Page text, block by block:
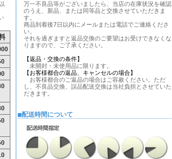
万一不良品等がございましたら、当店の在庫状況を確認
のうえ、新品、または同等品と交換させていただきま
す。
商品到着後7日以内にメールまたは電話でご連絡くださ
い。
それを過ぎますと返品交換のご要望はお受けできなくな
りますので、ご了承ください。
【返品・交換の条件】
未開封・未使用品に限ります。
【お客様都合の返品、キャンセルの場合】
お客様都合のご返品の場合はご容赦ください。ただ
し、不良品交換、誤品配送交換は当社負担とさせていた
だきます。
■配送時間について